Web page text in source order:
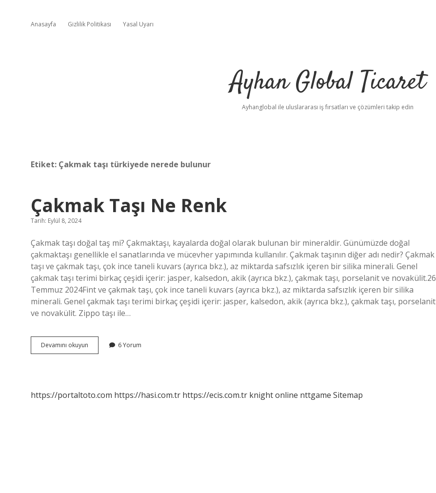
Anasayfa Gizlilik Politikası Yasal Uyarı
Ayhan Global Ticaret
Ayhanglobal ile uluslararası iş fırsatları ve çözümleri takip edin
Etiket: Çakmak taşı türkiyede nerede bulunur
Çakmak Taşı Ne Renk
Tarih: Eylül 8, 2024
Çakmak taşı doğal taş mi? Çakmaktaşı, kayalarda doğal olarak bulunan bir mineraldir. Günümüzde doğal
çakmaktaşı genellikle el sanatlarında ve mücevher yapımında kullanılır. Çakmak taşının diğer adı nedir? Çakmak
taşı ve çakmak taşı, çok ince taneli kuvars (ayrıca bkz.), az miktarda safsızlık içeren bir silika minerali. Genel
çakmak taşı terimi birkaç çeşidi içerir: jasper, kalsedon, akik (ayrıca bkz.), çakmak taşı, porselanit ve novakülit.26
Temmuz 2024Fint ve çakmak taşı, çok ince taneli kuvars (ayrıca bkz.), az miktarda safsızlık içeren bir silika
minerali. Genel çakmak taşı terimi birkaç çeşidi içerir: jasper, kalsedon, akik (ayrıca bkz.), çakmak taşı, porselanit
ve novakülit. Zippo taşı ile…
Devamını okuyun Çakmak
Taşı
6 Yorum
https://portaltoto.com https://hasi.com.tr https://ecis.com.tr knight online nttgame Sitemap